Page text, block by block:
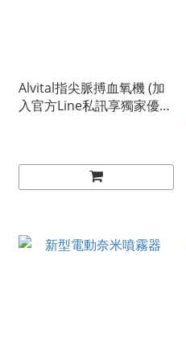
Alvital指尖脈搏血氧機 (加
入官方Line私訊享獨家優